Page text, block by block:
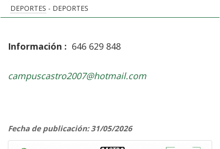
DEPORTES - DEPORTES
Información : 646 629 848
campuscastro2007@hotmail.com
Fecha de publicación: 31/05/2026